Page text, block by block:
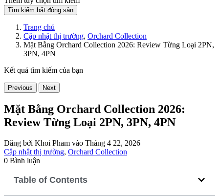
Tìm kiếm bất động sản
Trang chủ
Cập nhật thị trường, Orchard Collection
Mặt Bằng Orchard Collection 2026: Review Từng Loại 2PN,
3PN, 4PN
Kết quả tìm kiếm của bạn
Previous Next
Mặt Bằng Orchard Collection 2026:
Review Từng Loại 2PN, 3PN, 4PN
Đăng bởi Khoi Pham vào Tháng 4 22, 2026
Cập nhật thị trường, Orchard Collection
0 Bình luận
Table of Contents